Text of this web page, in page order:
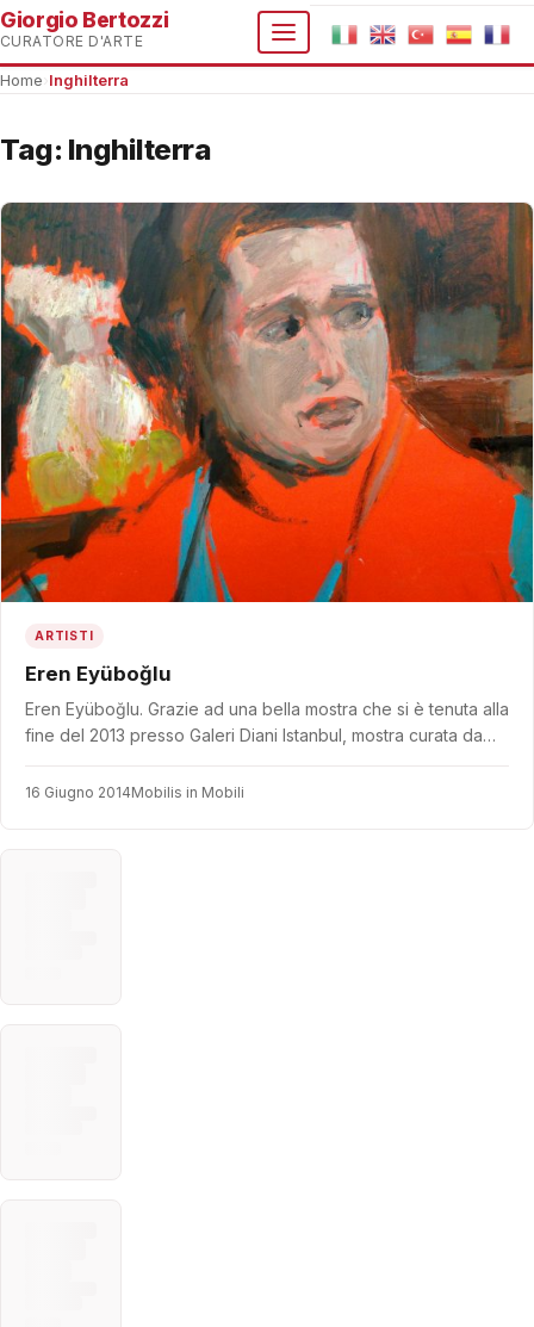
Giorgio Bertozzi
CURATORE D'ARTE
Home Inghilterra
Tag: Inghilterra
ARTISTI
Eren Eyüboğlu
Eren Eyüboğlu. Grazie ad una bella mostra che si è tenuta alla
fine del 2013 presso Galeri Diani Istanbul, mostra curata da…
16 Giugno 2014Mobilis in Mobili